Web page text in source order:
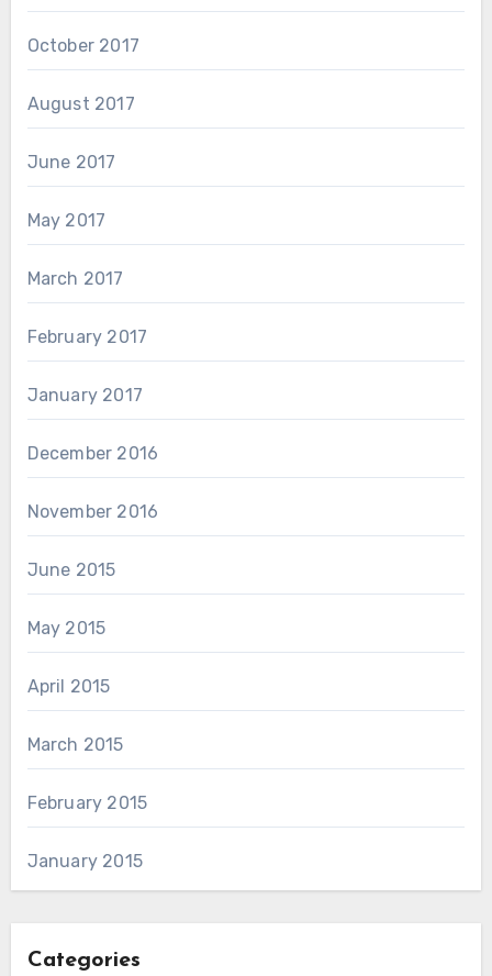
October 2017
August 2017
June 2017
May 2017
March 2017
February 2017
January 2017
December 2016
November 2016
June 2015
May 2015
April 2015
March 2015
February 2015
January 2015
Categories